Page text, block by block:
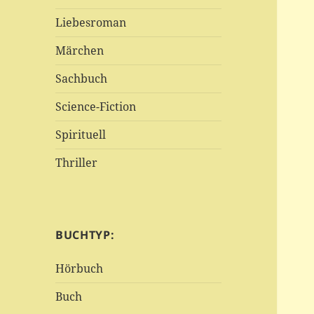
Liebesroman
Märchen
Sachbuch
Science-Fiction
Spirituell
Thriller
BUCHTYP:
Hörbuch
Buch